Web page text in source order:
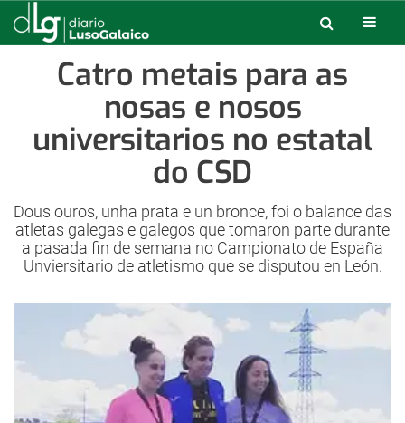
Catro metais para as
nosas e nosos
universitarios no estatal
do CSD
Dous ouros, unha prata e un bronce, foi o balance das
atletas galegas e galegos que tomaron parte durante
a pasada fin de semana no Campionato de España
Unviersitario de atletismo que se disputou en León.